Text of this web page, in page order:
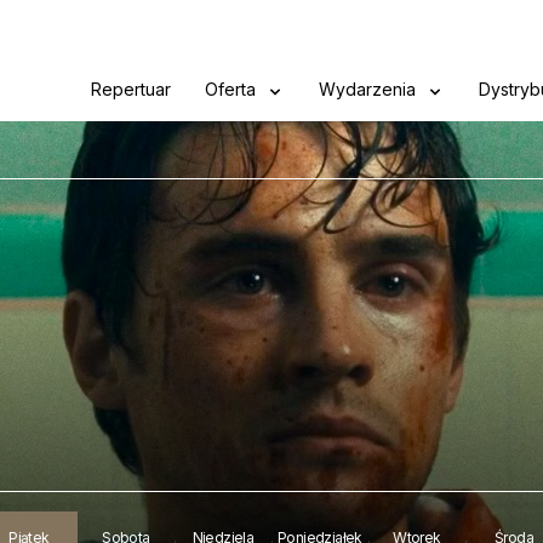
Repertuar Oferta Wydarzenia
Piątek Sobota Niedziela Poniedziałek Wtorek Środa